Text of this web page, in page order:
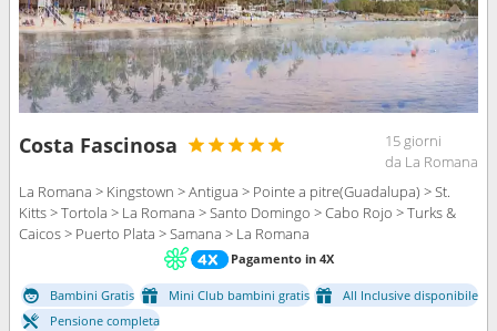
Costa Fascinosa
15 giorni
da La Romana
La Romana > Kingstown > Antigua > Pointe a pitre(Guadalupa) > St.
Kitts > Tortola > La Romana > Santo Domingo > Cabo Rojo > Turks &
Caicos > Puerto Plata > Samana > La Romana
Pagamento in 4X
Bambini Gratis Mini Club bambini gratis
All Inclusive disponibile
Pensione completa